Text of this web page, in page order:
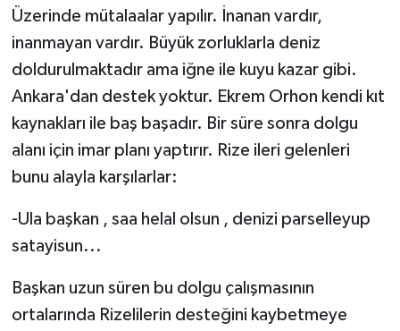
Üzerinde mütalaalar yapılır. İnanan vardır,
inanmayan vardır. Büyük zorluklarla deniz
doldurulmaktadır ama iğne ile kuyu kazar gibi.
Ankara'dan destek yoktur. Ekrem Orhon kendi kıt
kaynakları ile baş başadır. Bir süre sonra dolgu
alanı için imar planı yaptırır. Rize ileri gelenleri
bunu alayla karşılarlar:
-Ula başkan , saa helal olsun , denizi parselleyup
satayisun...
Başkan uzun süren bu dolgu çalışmasının
ortalarında Rizelilerin desteğini kaybetmeye